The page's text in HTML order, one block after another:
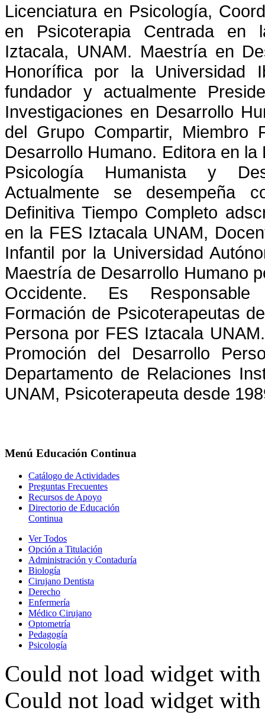
Licenciatura en Psicología,
en Psicoterapia Centrada en
Iztacala, UNAM. Maestría en
Honorífica por la Universidad
fundador y actualmente
Investigaciones en Desarrollo
del Grupo Compartir, Miembro
Desarrollo Humano. Editora en
Psicología Humanista y
Actualmente se desempeña
Definitiva Tiempo Completo
en la FES Iztacala UNAM,
Infantil por la Universidad
Maestría de Desarrollo Humano
Occidente. Es
Formación de Psicoterapeutas
Persona por FES Iztacala
Promoción del Desarrollo
Departamento de Relaciones
UNAM, Psicoterapeuta desde
Menú Educación Continua
Catálogo de Actividades
Preguntas Frecuentes
Recursos de Apoyo
Directorio de Educación
Continua
Ver Todos
Opción a Titulación
Administración y Contaduría
Biología
Cirujano Dentista
Derecho
Enfermería
Médico Cirujano
Optometría
Pedagogía
Psicología
Could not load widget
Could not load widget